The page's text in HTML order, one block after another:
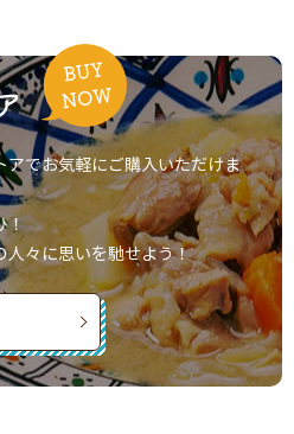
アでお気軽にご購入いただけま
！
人々に思いを馳せよう！